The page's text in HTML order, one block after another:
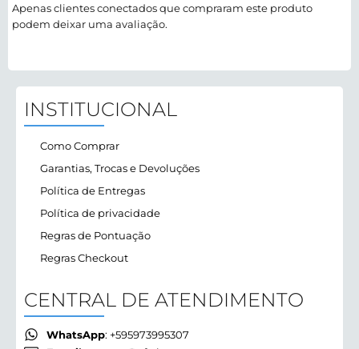
Apenas clientes conectados que compraram este produto
podem deixar uma avaliação.
INSTITUCIONAL
Como Comprar
Garantias, Trocas e Devoluções
Política de Entregas
Política de privacidade
Regras de Pontuação
Regras Checkout
CENTRAL DE ATENDIMENTO
WhatsApp: +595973995307